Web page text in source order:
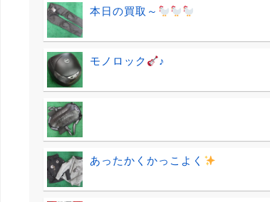
本日の買取～
モノロック ♪
あったかくかっこよく